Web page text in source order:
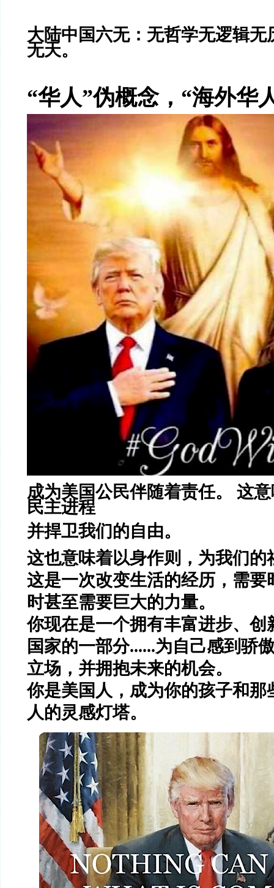
大陆中国六无：无哲学无逻辑无
无天。
“华人”伪概念，“海外华
成为美国公民伴随着责任。 这
民主进程
并捍卫我们的自由。
这也意味着以身作则，为我们的
这是一次改变生活的经历，需要
时甚至需要巨大的力量。
你现在是一个拥有丰富进步、创
国家的一部分......为自己感到骄
立场，并拥抱未来的机会。
你是美国人， 成为你的孩子和那
人的灵感灯塔。